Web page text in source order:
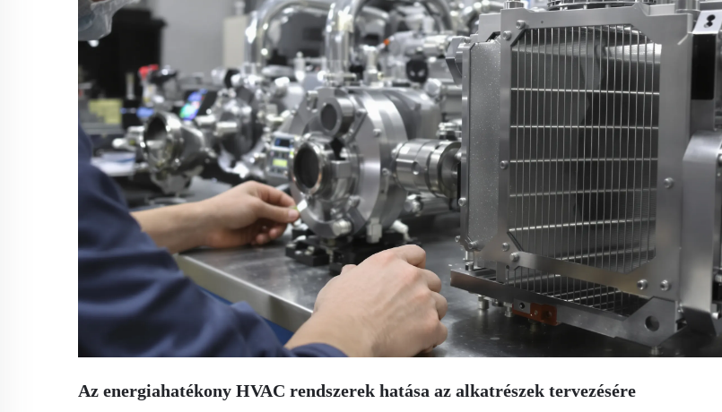
Az energiahatékony HVAC rendszerek hatása az alkatrészek tervezésére